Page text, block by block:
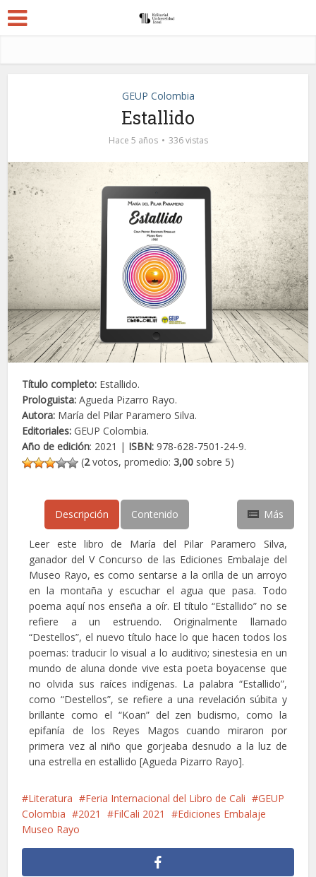
GEUP Colombia
Estallido
Hace 5 años 336 vistas
Título completo: Estallido.
Prologuista: Agueda Pizarro Rayo.
Autora: María del Pilar Paramero Silva.
Editoriales: GEUP Colombia.
Año de edición: 2021 | ISBN: 978-628-7501-24-9.
(2votos, promedio:3,00 sobre 5)
Más
Descripción Contenido
Leer este libro de María del Pilar Paramero Silva,
ganador del V Concurso de las Ediciones Embalaje del
Museo Rayo, es como sentarse a la orilla de un arroyo
en la montaña y escuchar el agua que pasa. Todo
poema aquí nos enseña a oír. El título “Estallido” no se
refiere a un estruendo. Originalmente llamado
“Destellos”, el nuevo título hace lo que hacen todos los
poemas: traducir lo visual a lo auditivo; sinestesia en un
mundo de aluna donde vive esta poeta boyacense que
no olvida sus raíces indígenas. La palabra “Estallido”,
como “Destellos”, se refiere a una revelación súbita y
brillante como el “Koan” del zen budismo, como la
epifanía de los Reyes Magos cuando miraron por
primera vez al niño que gorjeaba desnudo a la luz de
una estrella en estallido [Agueda Pizarro Rayo].
Literatura Feria Internacional del Libro de Cali
GEUP
Colombia
2021 FilCali 2021
Ediciones Embalaje
Museo Rayo